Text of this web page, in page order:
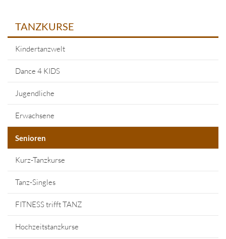
TANZKURSE
Kindertanzwelt
Dance 4 KIDS
Jugendliche
Erwachsene
Senioren
Kurz-Tanzkurse
Tanz-Singles
FITNESS trifft TANZ
Hochzeitstanzkurse